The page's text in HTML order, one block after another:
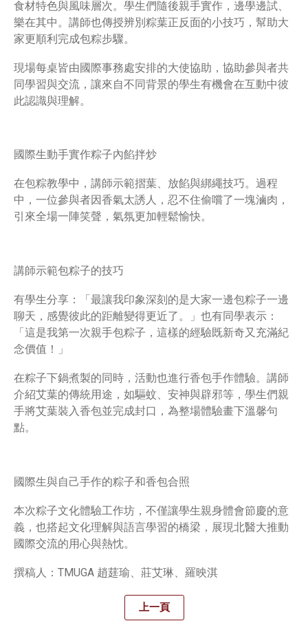
食材特色與風味層次。學生們隨後親手實作，邊學邊試、
樂在其中。講師也傳授辨別粽葉正反面的小技巧，幫助大
家更順利完成包粽步驟。
現場每桌皆由國際事務處安排的大使協助，協助參與者共
同學習與交流，讓來自不同背景的學生有機會在互動中彼
此認識與理解。
國際生動手實作粽子內餡拌炒
在包粽教學中，講師示範摺葉、放餡與綁繩技巧。過程
中，一位參與者因香氣太誘人，忍不住偷嚐了一塊滷肉，
引來全場一陣笑聲，氣氛更加輕鬆愉快。
講師示範包粽子的技巧
有學生分享：「最讓我印象深刻的是大家一邊包粽子一邊
聊天，感覺彼此的距離變得更近了。」也有同學表示：
「這是我第一次親手包粽子，這樣的經驗既新奇又充滿紀
念價值！」
在粽子下鍋煮製的同時，活動也進行香包手作體驗。講師
介紹艾葉的傳統用途，如驅蚊、安神與辟邪等，學生們親
手將艾葉裝入香包並完成封口，為整場體驗畫下溫馨句
點。
國際生與自己手作的粽子和香包合照
本次粽子文化體驗工作坊，不僅讓學生親身體會節慶的意
義，也搭起文化理解與語言學習的橋梁，展現北醫大推動
國際交流的用心與熱忱。
撰稿人：TMUGA 趙莛瑜、莊艾琳、羅映淇
上一頁